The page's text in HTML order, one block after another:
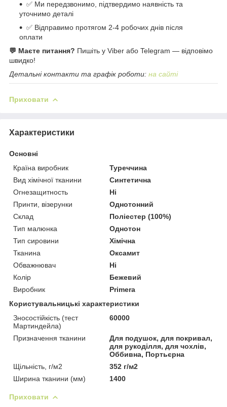
✅ Ми передзвонимо, підтвердимо наявність та
уточнимо деталі
✅ Відправимо протягом 2-4 робочих днів після
оплати
💬 Маєте питання? Пишіть у Viber або Telegram — відповімо
швидко!
Детальні контакти та графік роботи: на сайті
Приховати
Характеристики
Основні
Країна виробник
Туреччина
Вид хімічної тканини
Синтетична
Огнезащитность
Ні
Принти, візерунки
Однотонний
Склад
Поліестер (100%)
Тип малюнка
Однотон
Тип сировини
Хімічна
Тканина
Оксамит
Обважнювач
Ні
Колір
Бежевий
Виробник
Primera
Користувальницькі характеристики
Зносостійкість (тест
Мартиндейла)
60000
Призначення тканини
Для подушок, для покривал,
для рукоділля, для чохлів,
Оббивна, Портьєрна
Щільність, г/м2
352 г/м2
Ширина тканини (мм)
1400
Приховати